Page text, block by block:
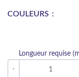
COULEURS
Longueur requise